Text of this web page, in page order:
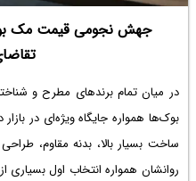
جهش نجومی قیمت مک
در میان تمام برندهای مطرح و
بوک‌ها همواره جایگاه ویژه‌ای در
ساخت بسیار بالا، بدنه مقاوم،
روانشان همواره انتخاب اول